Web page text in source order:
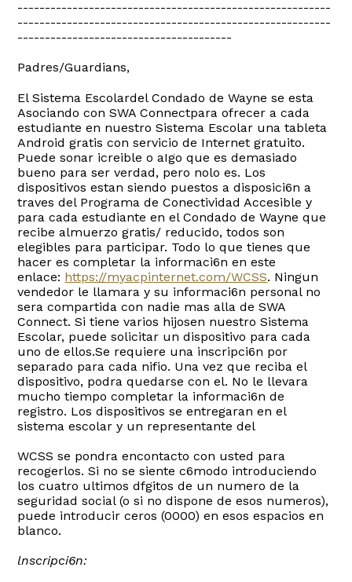
---------------------------------------------------------
---------------------------------------------------------
---------------------------------------
Padres/Guardians,
El Sistema Escolardel Condado de Wayne se esta
Asociando con SWA Connectpara ofrecer a cada
estudiante en nuestro Sistema Escolar una tableta
Android gratis con servicio de Internet gratuito.
Puede sonar icreible o aIgo que es demasiado
bueno para ser verdad, pero nolo es. Los
dispositivos estan siendo puestos a disposici6n a
traves del Programa de Conectividad Accesible y
para cada estudiante en el Condado de Wayne que
recibe almuerzo gratis/ reducido, todos son
elegibles para participar. Todo lo que tienes que
hacer es completar la informaci6n en este
enlace: https://myacpinternet.com/WCSS. Ningun
vendedor le llamara y su informaci6n personal no
sera compartida con nadie mas alla de SWA
Connect. Si tiene varios hijosen nuestro Sistema
Escolar, puede solicitar un dispositivo para cada
uno de ellos.Se requiere una inscripci6n por
separado para cada nifio. Una vez que reciba el
dispositivo, podra quedarse con el. No le llevara
mucho tiempo completar la informaci6n de
registro. Los dispositivos se entregaran en el
sistema escolar y un representante del
WCSS se pondra encontacto con usted para
recogerlos. Si no se siente c6modo introduciendo
los cuatro ultimos dfgitos de un numero de la
seguridad social (o si no dispone de esos numeros),
puede introducir ceros (0000) en esos espacios en
blanco.
lnscripci6n: